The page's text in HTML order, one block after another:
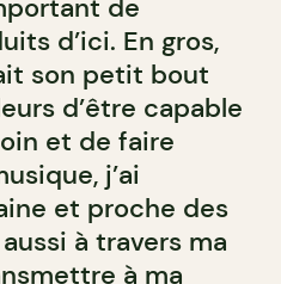
de
d’ici. En gros,
son petit bout
d’être capable
et de faire
j’ai
et proche des
à travers ma
à ma